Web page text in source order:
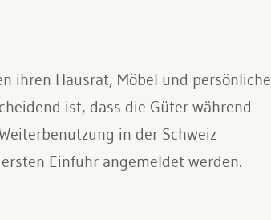
ihren Hausrat, Möbel und persönliche
ist, dass die Güter während
in der Schweiz
Einfuhr angemeldet werden.